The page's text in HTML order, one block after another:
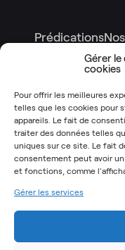
Gérer
cookies
Pour offrir les meilleures
telles que les cookies pour
appareils. Le fait de
traiter des données telles
uniques sur ce site. Le fait
consentement peut avoir
et fonctions, comme
Gérer les services
Prédications
Génération
Les Instants